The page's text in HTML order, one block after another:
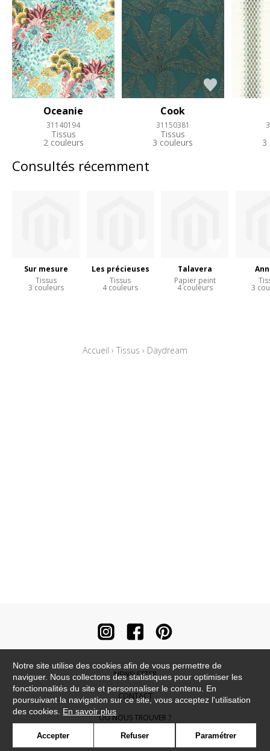
Oceanie
31140194
Tissus
2 couleurs
Cook
31150381
Tissus
3 couleurs 3
Consultés récemment
Sur mesure
Tissus
3 couleurs
Les précieuses
Tissus
4 couleurs
Talavera
Papier peint
4 couleurs 3
Accueil › Tissus › Daydream
NEWSLETTER
CONTACT
OÙ NOUS TROUVER ?
CONTRACT
Notre site utilise des cookies afin de vous permettre de
naviguer. Nous collectons des statistiques pour optimiser les
fonctionnalités du site et personnaliser le contenu. En
poursuivant la navigation sur ce site, vous acceptez l'utilisation
des cookies. En savoir plus
Accepter Refuser Paramétrer